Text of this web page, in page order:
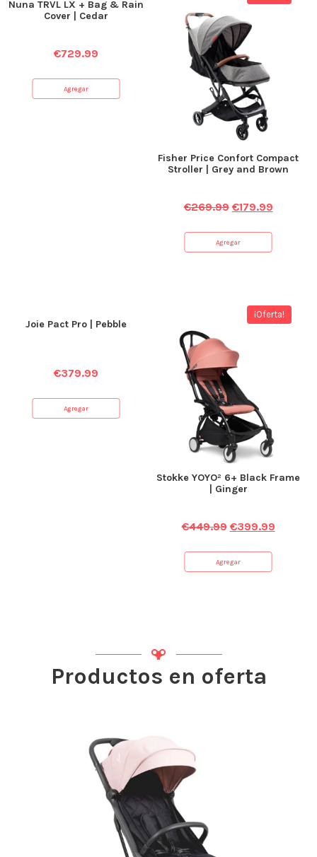
Nuna TRVL LX + Bag & Rain
Cover | Cedar
€729.99
Agregar
Fisher Price Confort Compact
Stroller | Grey and Brown
€269.99 €179.99
Agregar
Joie Pact Pro | Pebble
€379.99
Agregar
¡Oferta!
Stokke YOYO² 6+ Black Frame
| Ginger
€449.99 €399.99
Agregar
Productos en oferta